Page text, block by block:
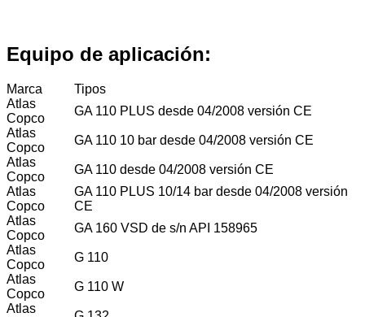
Equipo de aplicación:
Marca
Tipos
Atlas
Copco
GA 110 PLUS desde 04/2008 versión CE
Atlas
Copco
GA 110 10 bar desde 04/2008 versión CE
Atlas
Copco
GA 110 desde 04/2008 versión CE
Atlas
Copco
GA 110 PLUS 10/14 bar desde 04/2008 versión
CE
Atlas
Copco
GA 160 VSD de s/n API 158965
Atlas
Copco
G 110
Atlas
Copco
G 110 W
Atlas